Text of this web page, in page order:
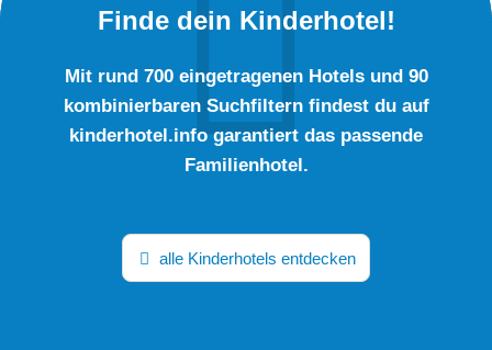
Finde dein Kinderhotel!
Mit rund 700 eingetragenen Hotels und 90
kombinierbaren Suchfiltern findest du auf
kinderhotel.info garantiert das passende
Familienhotel.
alle Kinderhotels entdecken